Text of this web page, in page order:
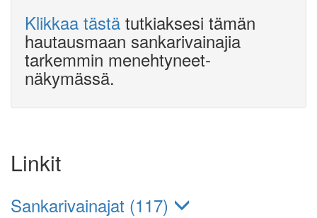
Klikkaa tästä tutkiaksesi tämän
hautausmaan sankarivainajia
tarkemmin menehtyneet-
näkymässä.
Linkit
Sankarivainajat (117)